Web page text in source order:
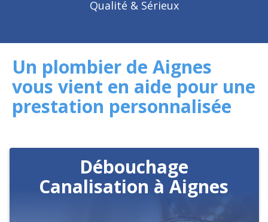
Qualité & Sérieux
Un plombier de Aignes
vous vient en aide pour une
prestation personnalisée
Débouchage
Canalisation à Aignes